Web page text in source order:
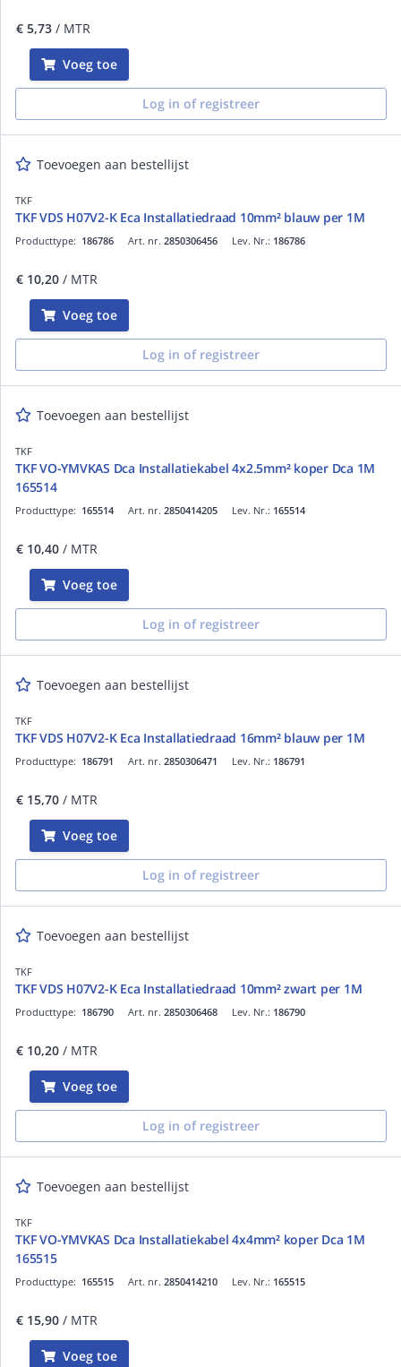
€ 5,73 / MTR
Voeg toe
Log in of registreer
Toevoegen aan bestellijst
TKF
TKF VDS H07V2-K Eca Installatiedraad 10mm² blauw per 1M
Art. nr. 2850306456
Producttype: 186786 Lev. Nr.: 186786
€ 10,20 / MTR
Voeg toe
Log in of registreer
Toevoegen aan bestellijst
TKF
TKF VO-YMVKAS Dca Installatiekabel 4x2.5mm² koper Dca 1M
165514
Art. nr. 2850414205
Producttype: 165514 Lev. Nr.: 165514
€ 10,40 / MTR
Voeg toe
Log in of registreer
Toevoegen aan bestellijst
TKF
TKF VDS H07V2-K Eca Installatiedraad 16mm² blauw per 1M
Art. nr. 2850306471
Producttype: 186791 Lev. Nr.: 186791
€ 15,70 / MTR
Voeg toe
Log in of registreer
Toevoegen aan bestellijst
TKF
TKF VDS H07V2-K Eca Installatiedraad 10mm² zwart per 1M
Art. nr. 2850306468
Producttype: 186790 Lev. Nr.: 186790
€ 10,20 / MTR
Voeg toe
Log in of registreer
Toevoegen aan bestellijst
TKF
TKF VO-YMVKAS Dca Installatiekabel 4x4mm² koper Dca 1M
165515
Art. nr. 2850414210
Producttype: 165515 Lev. Nr.: 165515
€ 15,90 / MTR
Voeg toe